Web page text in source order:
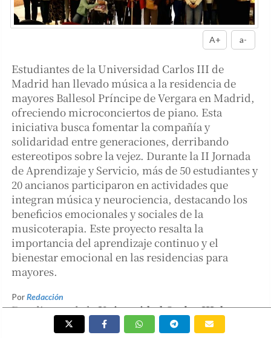
A+ a-
Estudiantes de la Universidad Carlos III de
Madrid han llevado música a la residencia de
mayores Ballesol Príncipe de Vergara en Madrid,
ofreciendo microconciertos de piano. Esta
iniciativa busca fomentar la compañía y
solidaridad entre generaciones, derribando
estereotipos sobre la vejez. Durante la II Jornada
de Aprendizaje y Servicio, más de 50 estudiantes y
20 ancianos participaron en actividades que
integran música y neurociencia, destacando los
beneficios emocionales y sociales de la
musicoterapia. Este proyecto resalta la
importancia del aprendizaje continuo y el
bienestar emocional en las residencias para
mayores.
PorRedacción
Estudiantes de laUniversidad Carlos III de
han llevado la música a la
residencia de